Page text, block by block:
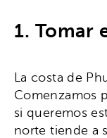
1. Tomar
La costa de
Comenzamos
si queremos
norte tiende a